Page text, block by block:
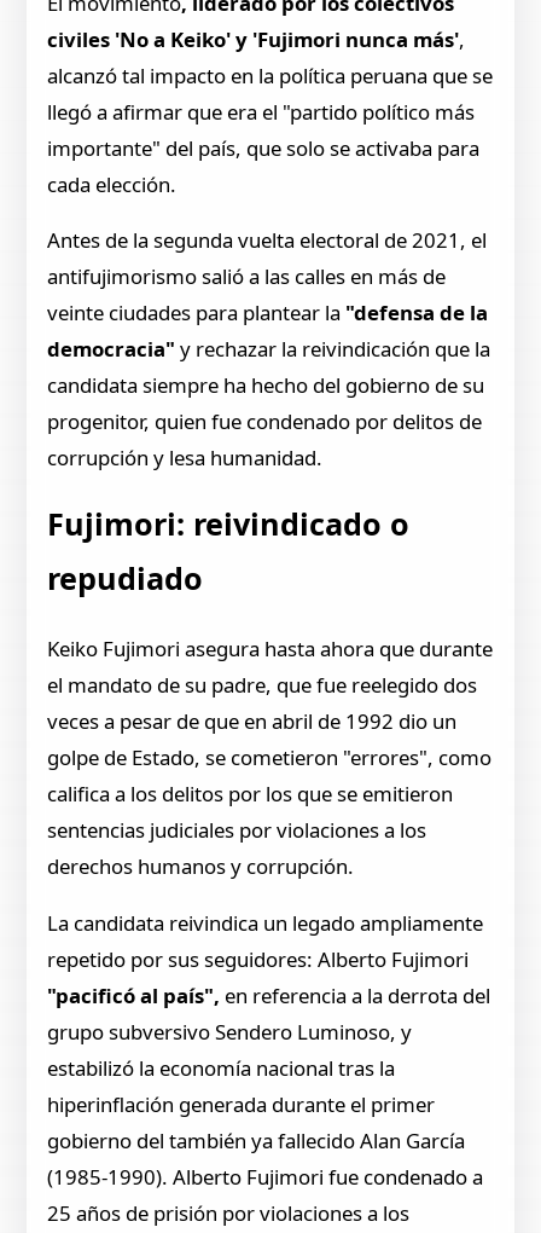
civiles 'No a Keiko' y 'Fujimori nunca más',
alcanzó tal impacto en la política peruana que se
llegó a afirmar que era el "partido político más
importante" del país, que solo se activaba para
cada elección.
Antes de la segunda vuelta electoral de 2021, el
antifujimorismo salió a las calles en más de
veinte ciudades para plantear la "defensa de la
democracia"y rechazar la reivindicación que la
candidata siempre ha hecho del gobierno de su
progenitor, quien fue condenado por delitos de
corrupción y lesa humanidad.
Fujimori: reivindicado o
repudiado
Keiko Fujimori asegura hasta ahora que durante
el mandato de su padre, que fue reelegido dos
veces a pesar de que en abril de 1992 dio un
golpe de Estado, se cometieron "errores", como
califica a los delitos por los que se emitieron
sentencias judiciales por violaciones a los
derechos humanos y corrupción.
La candidata reivindica un legado ampliamente
repetido por sus seguidores: Alberto Fujimori
"pacificó al país", en referencia a la derrota del
grupo subversivo Sendero Luminoso, y
estabilizó la economía nacional tras la
hiperinflación generada durante el primer
gobierno del también ya fallecido Alan García
(1985-1990). Alberto Fujimori fue condenado a
25 años de prisión por violaciones a los